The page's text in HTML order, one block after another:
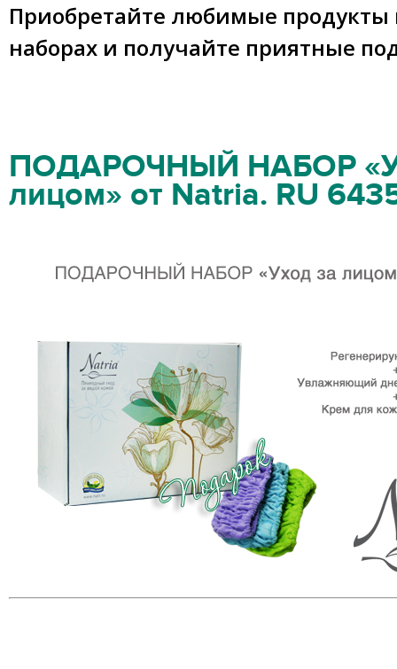
Приобретайте любимые продукты
наборах и получайте приятные
ПОДАРОЧНЫЙ НАБОР
лицом» от Natria. RU